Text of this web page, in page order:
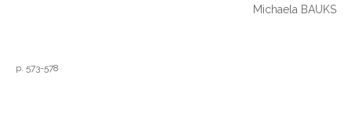
Michaela BAUKS
p. 573-578